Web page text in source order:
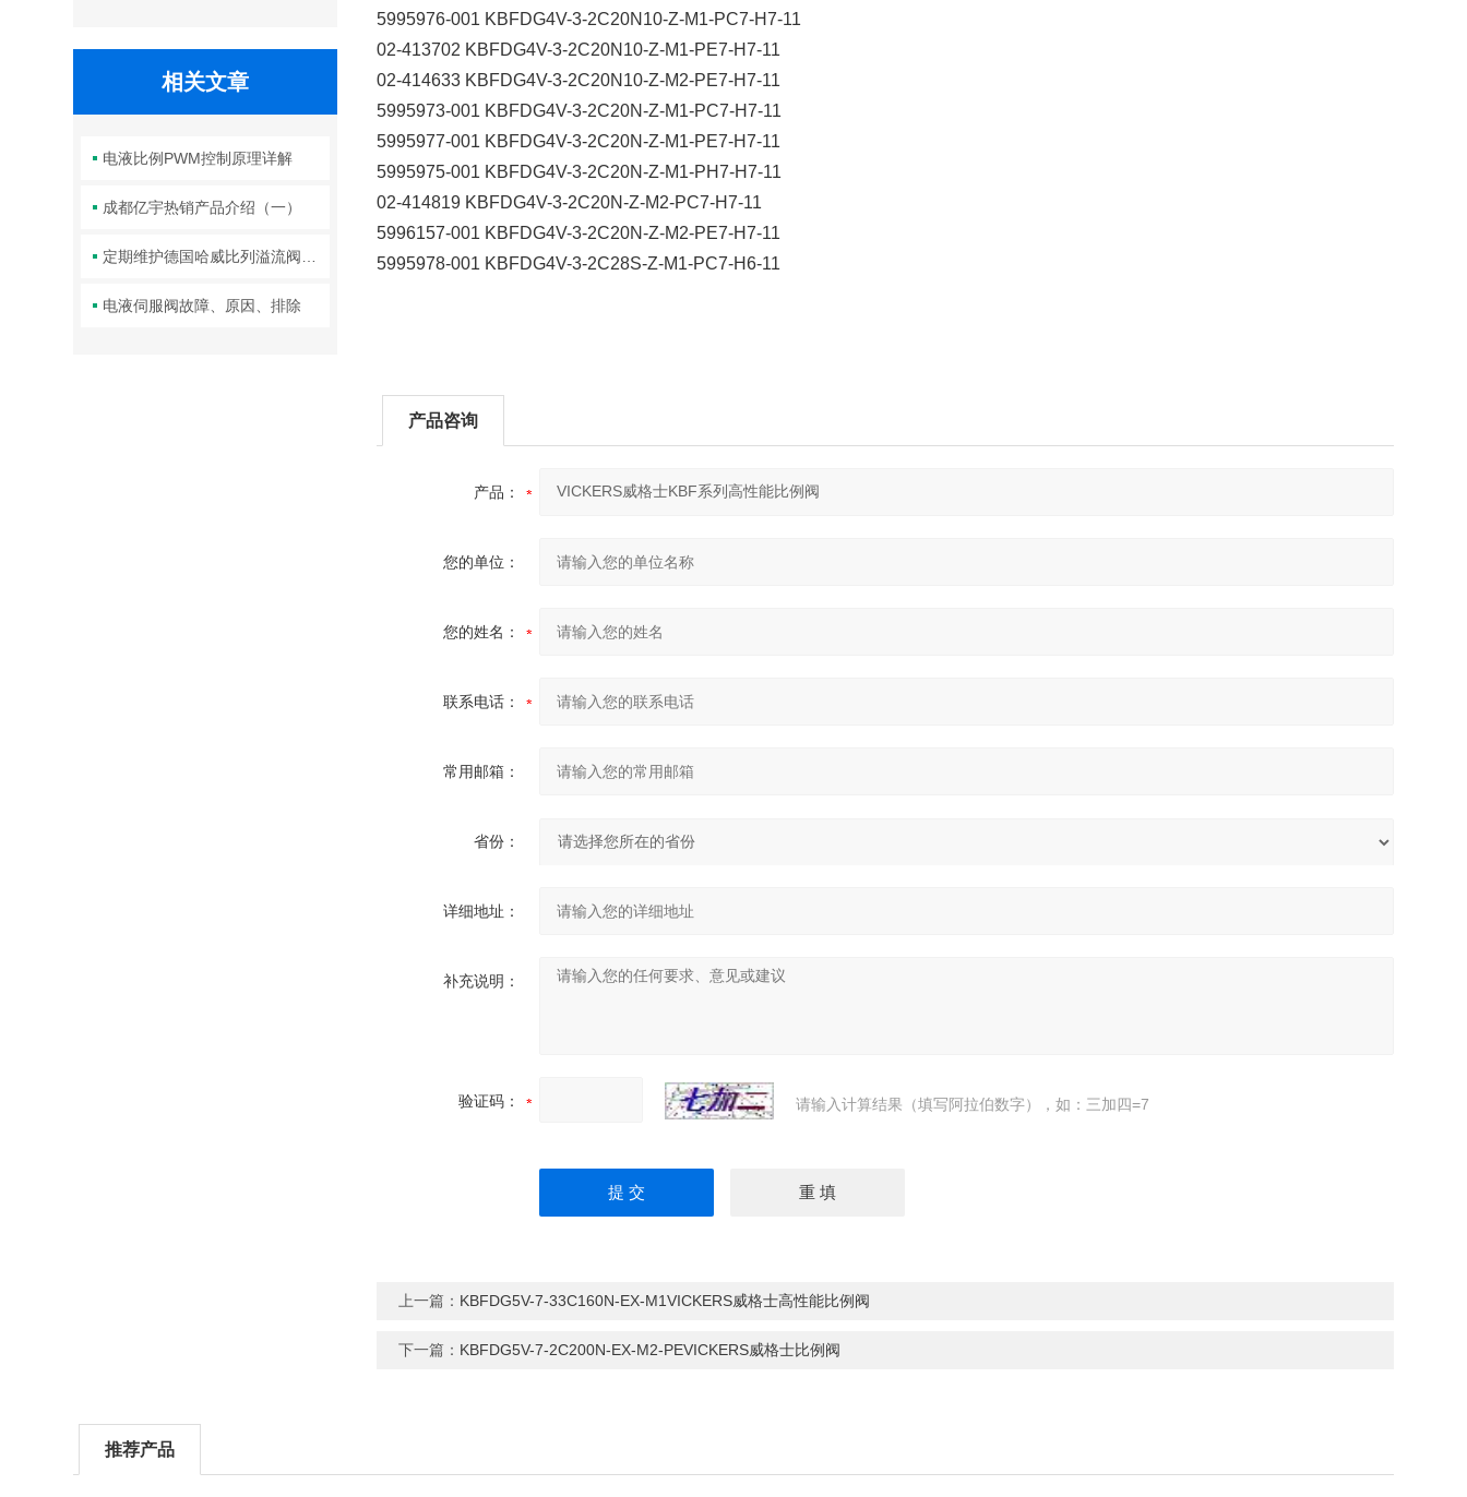
相关文章
电液比例PWM控制原理详解
成都亿宇热销产品介绍（一）
电液伺服阀故障、原因、排除
5995976-001 KBFDG4V-3-2C20N10-Z-M1-PC7-H7-11
02-413702 KBFDG4V-3-2C20N10-Z-M1-PE7-H7-11
02-414633 KBFDG4V-3-2C20N10-Z-M2-PE7-H7-11
5995973-001 KBFDG4V-3-2C20N-Z-M1-PC7-H7-11
5995977-001 KBFDG4V-3-2C20N-Z-M1-PE7-H7-11
5995975-001 KBFDG4V-3-2C20N-Z-M1-PH7-H7-11
02-414819 KBFDG4V-3-2C20N-Z-M2-PC7-H7-11
5996157-001 KBFDG4V-3-2C20N-Z-M2-PE7-H7-11
5995978-001 KBFDG4V-3-2C28S-Z-M1-PC7-H6-11
产品咨询
产品：
您的单位：
您的姓名：
联系电话：
常用邮箱：
省份：
详细地址：
补充说明：
验证码： 请输入计算结果（填写阿拉伯数字），如：三加四=7
上一篇： KBFDG5V-7-33C160N-EX-M1VICKERS威格士高性能比例阀
下一篇： KBFDG5V-7-2C200N-EX-M2-PEVICKERS威格士比例阀
推荐产品